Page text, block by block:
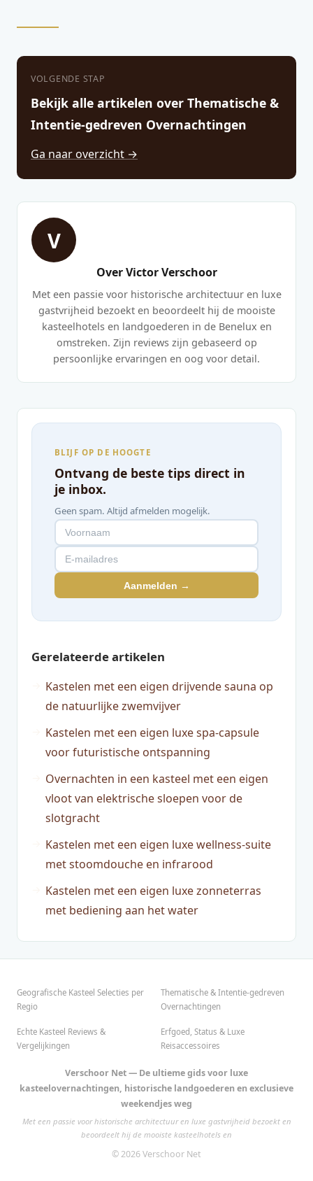
VOLGENDE STAP
Bekijk alle artikelen over Thematische &
Intentie-gedreven Overnachtingen
Ga naar overzicht →
V
Over Victor Verschoor
Met een passie voor historische architectuur en luxe
gastvrijheid bezoekt en beoordeelt hij de mooiste
kasteelhotels en landgoederen in de Benelux en
omstreken. Zijn reviews zijn gebaseerd op
persoonlijke ervaringen en oog voor detail.
BLIJF OP DE HOOGTE
Ontvang de beste tips direct in
je inbox.
Geen spam. Altijd afmelden mogelijk.
Aanmelden →
Gerelateerde artikelen
Kastelen met een eigen drijvende sauna op
de natuurlijke zwemvijver
Kastelen met een eigen luxe spa-capsule
voor futuristische ontspanning
Overnachten in een kasteel met een eigen
vloot van elektrische sloepen voor de
slotgracht
Kastelen met een eigen luxe wellness-suite
met stoomdouche en infrarood
Kastelen met een eigen luxe zonneterras
met bediening aan het water
Geografische Kasteel Selecties per
Regio
Thematische & Intentie-gedreven
Overnachtingen
Echte Kasteel Reviews &
Vergelijkingen
Erfgoed, Status & Luxe
Reisaccessoires
Verschoor Net — De ultieme gids voor luxe
kasteelovernachtingen, historische landgoederen en exclusieve
weekendjes weg
Met een passie voor historische architectuur en luxe gastvrijheid bezoekt en
beoordeelt hij de mooiste kasteelhotels en
© 2026 Verschoor Net